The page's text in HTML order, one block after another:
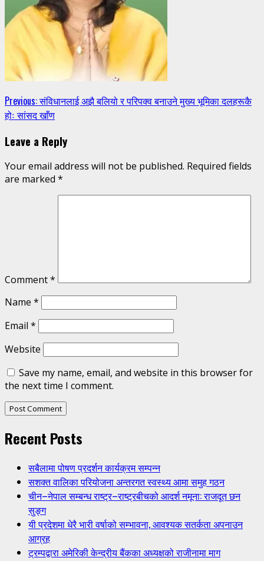
Continue
Reading
Previous:संविधानलाई अझै बलियो र परिपक्व बनाउने मुख्य भूमिका दलहरूकै
होः सांसद खाँण
Leave a Reply
Your email address will not be published. Required fields
are marked *
Comment*
Name *
Email *
Website
Save my name, email, and website in this browser for
the next time I comment.
Recent Posts
सबैलामा पोषण प्रदर्शन कार्यक्रम सम्पन्न
सशक्त वालिका परियोजना अन्तरगत स्वस्थ्य आमा समुह गठन
चीन–नेपाल सम्बन्ध राष्ट्र–राष्ट्रबीचको आदर्श नमूना: राजदूत छन
सुङ्ग
यी प्रदेशमा धेरै भारी वर्षाको सम्भावना, आवश्यक सतर्कता अपनाउन
आग्रह
ट्रम्पद्वारा अमेरिकी केन्द्रीय बैंकका अध्यक्षको राजीनामा माग